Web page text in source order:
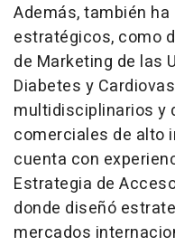
Además, también
estratégicos, como
de Marketing de las
Diabetes y
multidisciplinarios y
comerciales de alto
cuenta con
Estrategia de
donde diseñó
mercados